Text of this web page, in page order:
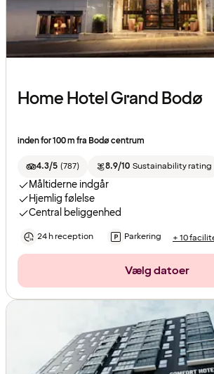
Home Hotel Grand Bodø
inden for 100 m fra Bodø centrum
4.3/5 (787) 8.9/10 Sustainability rating
Måltiderne indgår
Hjemlig følelse
Central beliggenhed
24 h reception Parkering + 10
Vælg datoer